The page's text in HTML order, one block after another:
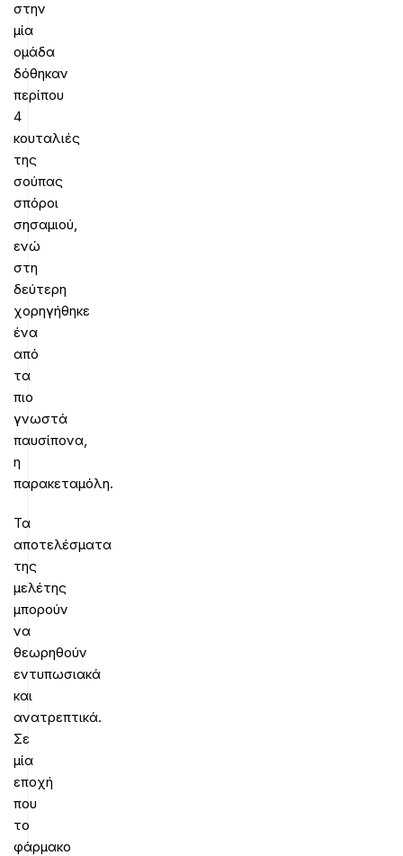
στην
μία
ομάδα
δόθηκαν
περίπου
4
κουταλιές
της
σούπας
σπόροι
σησαμιού,
ενώ
στη
δεύτερη
χορηγήθηκε
ένα
από
τα
πιο
γνωστά
παυσίπονα,
η
παρακεταμόλη.
Τα
αποτελέσματα
της
μελέτης
μπορούν
να
θεωρηθούν
εντυπωσιακά
και
ανατρεπτικά.
Σε
μία
εποχή
που
το
φάρμακο